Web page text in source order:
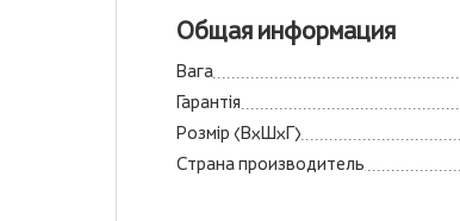
Общая информация
Вага
Гарантія
Розмір (ВхШхГ)
Страна производитель